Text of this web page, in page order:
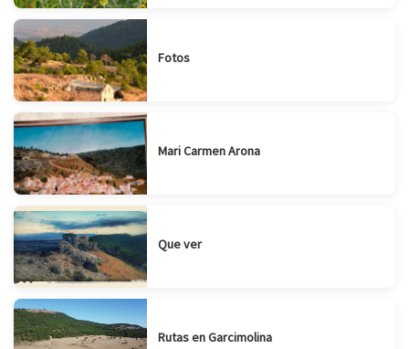
Fotos
Mari Carmen Arona
Que ver
Rutas en Garcimolina